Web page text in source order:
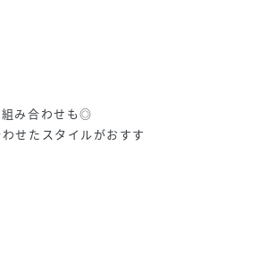
組み合わせも◎
せたスタイルがおすす